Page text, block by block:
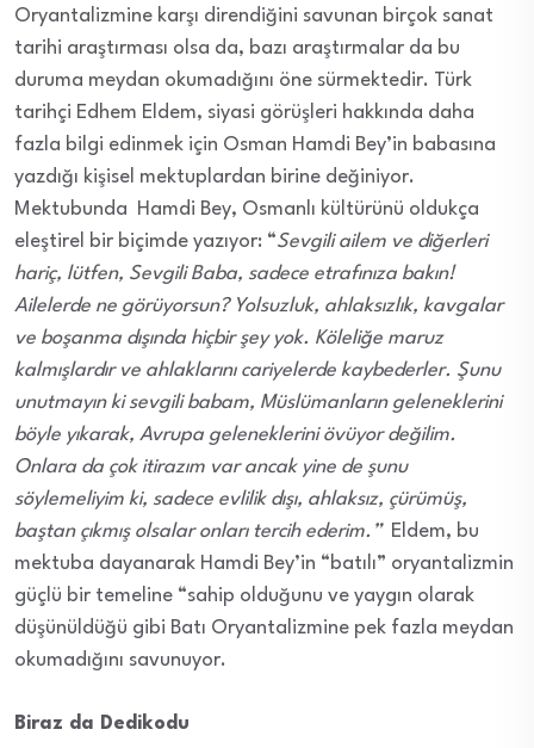
Oryantalizmine karşı direndiğini savunan birçok sanat
tarihi araştırması olsa da, bazı araştırmalar da bu
duruma meydan okumadığını öne sürmektedir. Türk
tarihçi Edhem Eldem, siyasi görüşleri hakkında daha
fazla bilgi edinmek için Osman Hamdi Bey’in babasına
yazdığı kişisel mektuplardan birine değiniyor.
Mektubunda Hamdi Bey, Osmanlı kültürünü oldukça
eleştirel bir biçimde yazıyor: “Sevgili ailem ve diğerleri
hariç, lütfen, Sevgili Baba, sadece etrafınıza bakın!
Ailelerde ne görüyorsun? Yolsuzluk, ahlaksızlık, kavgalar
ve boşanma dışında hiçbir şey yok. Köleliğe maruz
kalmışlardır ve ahlaklarını cariyelerde kaybederler. Şunu
unutmayın ki sevgili babam, Müslümanların geleneklerini
böyle yıkarak, Avrupa geleneklerini övüyor değilim.
Onlara da çok itirazım var ancak yine de şunu
söylemeliyim ki, sadece evlilik dışı, ahlaksız, çürümüş,
baştan çıkmış olsalar onları tercih ederim.”Eldem, bu
mektuba dayanarak Hamdi Bey’in “batılı” oryantalizmin
güçlü bir temeline “sahip olduğunu ve yaygın olarak
düşünüldüğü gibi Batı Oryantalizmine pek fazla meydan
okumadığını savunuyor.
Biraz da Dedikodu